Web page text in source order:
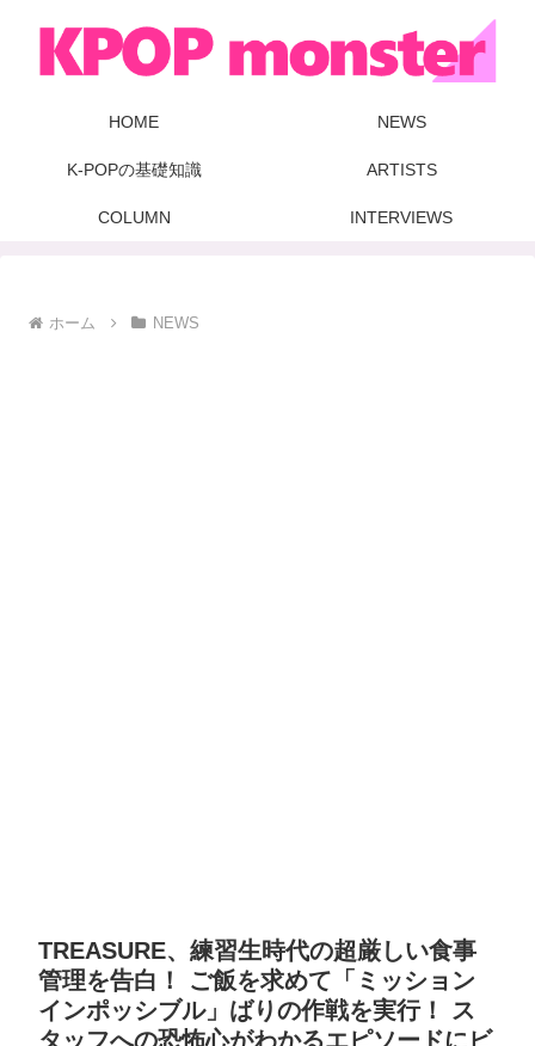
HOME NEWS
K-POPの基礎知識 ARTISTS
COLUMN INTERVIEWS
ホーム NEWS
TREASURE、練習生時代の超厳しい食事
管理を告白！ ご飯を求めて「ミッション
インポッシブル」ばりの作戦を実行！ ス
タッフへの恐怖心がわかるエピソードにビ